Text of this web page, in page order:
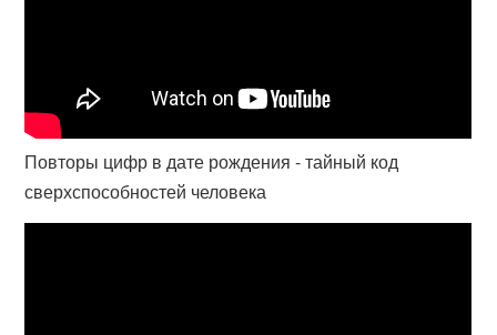
Повторы цифр в дате рождения - тайный код
сверхспособностей человека